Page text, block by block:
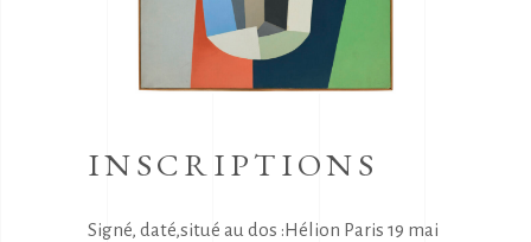
INSCRIPTIONS
Signé, daté,situé au dos :Hélion Paris 19 mai